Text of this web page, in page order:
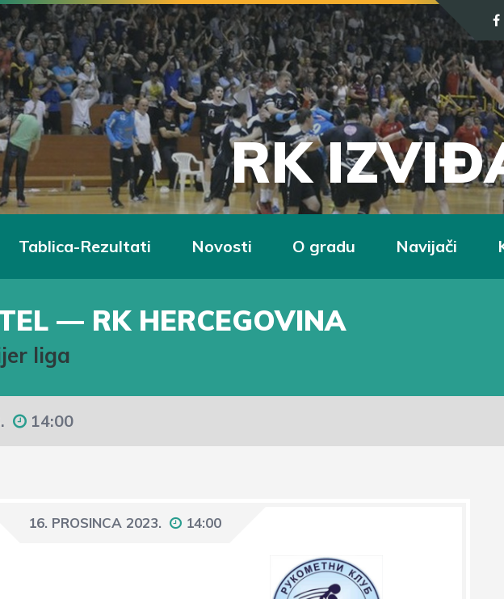
RK
Tablica-Rezultati Novosti O gradu Navijači
— RK HERCEGOVINA
liga
14:00
16. PROSINCA 2023. 14:00